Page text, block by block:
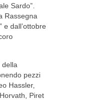
Sardo”.
Rassegna
e dall’ottobre
della
pezzi
Hassler,
Piret